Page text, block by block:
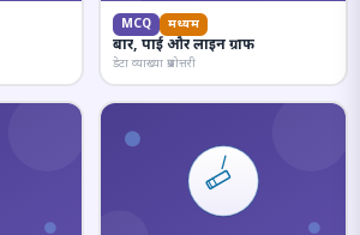
MCQ मध्यम
बार, पाई और लाइन ग्राफ
डेटा व्याख्या प्रश्नोत्तरी